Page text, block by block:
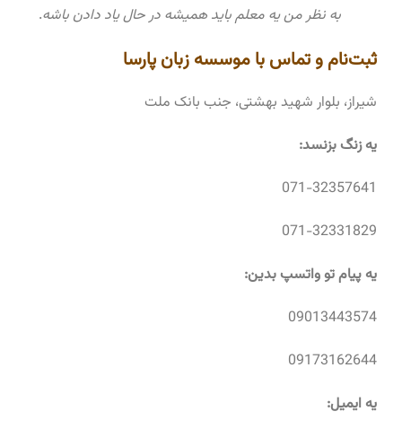
به نظر من یه معلم باید همیشه در حال یاد دادن باشه.
ثبت‌نام و تماس با موسسه زبان پارسا
شیراز، بلوار شهید بهشتی، جنب بانک ملت
یه زنگ بزنسد:
071-32357641
071-32331829
یه پیام تو واتسپ بدین:
09013443574
09173162644
یه ایمیل: